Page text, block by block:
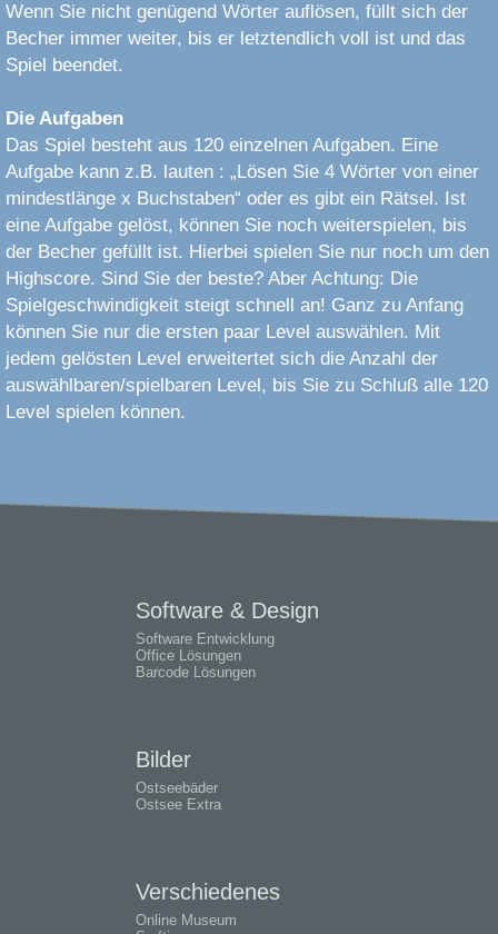
Wenn Sie nicht genügend Wörter auflösen, füllt sich der
Becher immer weiter, bis er letztendlich voll ist und das
Spiel beendet.
Die Aufgaben
Das Spiel besteht aus 120 einzelnen Aufgaben. Eine
Aufgabe kann z.B. lauten : „Lösen Sie 4 Wörter von einer
mindestlänge x Buchstaben“ oder es gibt ein Rätsel. Ist
eine Aufgabe gelöst, können Sie noch weiterspielen, bis
der Becher gefüllt ist. Hierbei spielen Sie nur noch um den
Highscore. Sind Sie der beste? Aber Achtung: Die
Spielgeschwindigkeit steigt schnell an! Ganz zu Anfang
können Sie nur die ersten paar Level auswählen. Mit
jedem gelösten Level erweitertet sich die Anzahl der
auswählbaren/spielbaren Level, bis Sie zu Schluß alle 120
Level spielen können.
Software & Design
Software Entwicklung
Office Lösungen
Barcode Lösungen
Bilder
Ostseebäder
Ostsee Extra
Verschiedenes
Online Museum